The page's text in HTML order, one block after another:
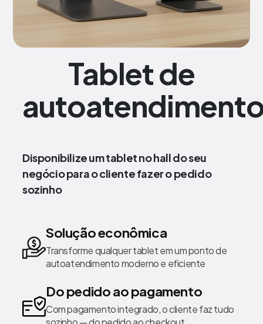
Tablet de
Disponibilize um tablet no hall do seu
negócio para o cliente fazer o pedido
sozinho
Solução econômica
Transforme qualquer tablet em um ponto de
autoatendimento moderno e eficiente
Do pedido ao pagamento
Com pagamento integrado, o cliente faz tudo